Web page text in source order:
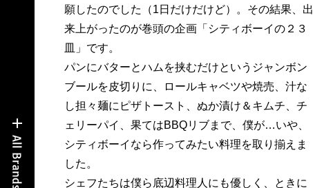
願したのでした（1日だけだけど）。その結果、出
来上がったのが巻頭の企画「シティボーイの２３
皿」です。
パンにバターとハムを挟むだけというジャンボン
ブールを皮切りに、ロールキャベツや焼売、汁な
し担々麺にピザトースト、ぬか漬け＆キムチ、チ
ェリーパイ、果てはBBQリブまで、僕が…いや、
シティボーイなら作ってみたい料理を取り揃えま
した。
シェフたちは僕ら底辺料理人にも優しく、ときに